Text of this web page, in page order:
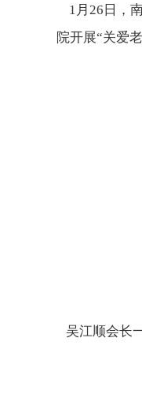
1月26日，
院开展“关爱
吴江顺会长